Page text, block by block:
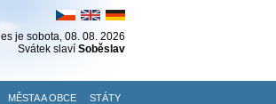
je sobota, 08. 08. 2026
Svátek slaví Soběslav
MĚSTA A OBCE STÁTY